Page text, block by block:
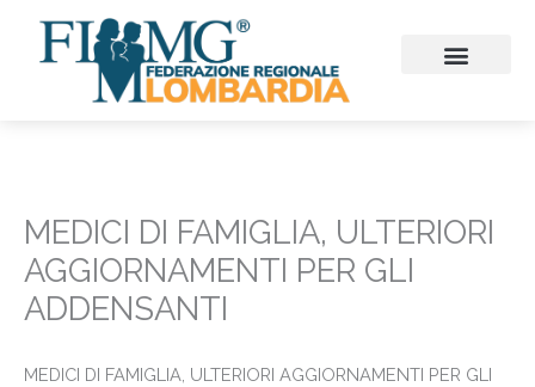
contenuto
MEDICI DI FAMIGLIA, ULTERIORI
AGGIORNAMENTI PER GLI
ADDENSANTI
MEDICI DI FAMIGLIA, ULTERIORI AGGIORNAMENTI PER GLI